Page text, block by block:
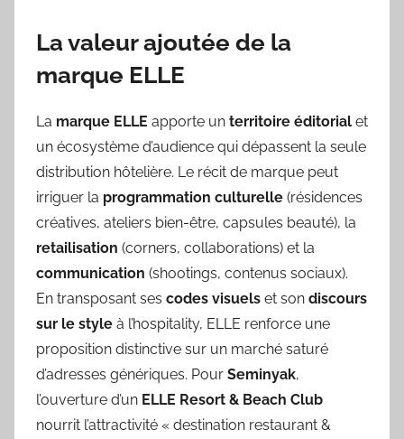
La valeur ajoutée de la
marque ELLE
La marque ELLE apporte un territoire éditorial et
un écosystème d’audience qui dépassent la seule
distribution hôtelière. Le récit de marque peut
irriguer la programmation culturelle (résidences
créatives, ateliers bien-être, capsules beauté), la
retailisation (corners, collaborations) et la
communication (shootings, contenus sociaux).
En transposant ses codes visuels et son discours
sur le style à l’hospitality, ELLE renforce une
proposition distinctive sur un marché saturé
d’adresses génériques. Pour Seminyak,
l’ouverture d’un ELLE Resort & Beach Club
nourrit l’attractivité « destination restaurant &